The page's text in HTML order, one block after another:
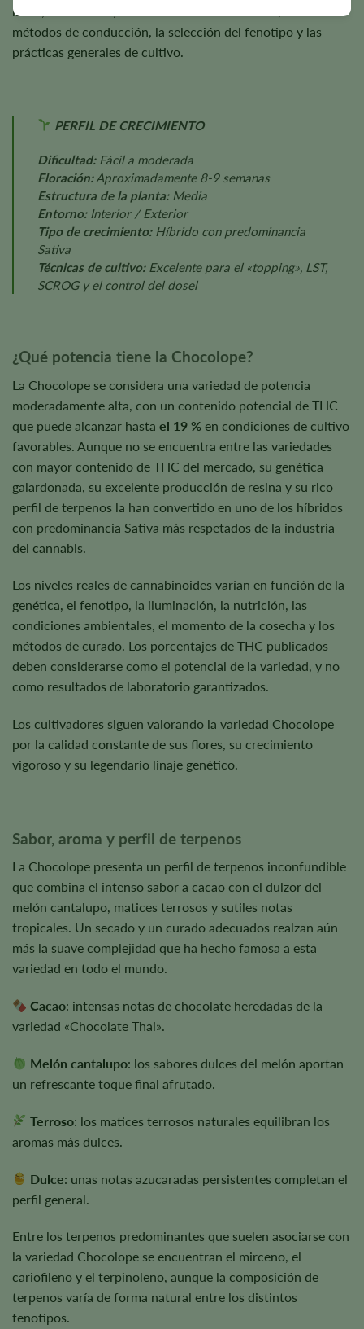
la luz, la nutrición, las condiciones ambientales, los
métodos de conducción, la selección del fenotipo y las
prácticas generales de cultivo.
PERFIL DE CRECIMIENTO
Dificultad:Fácil a moderada
Floración:Aproximadamente 8-9 semanas
Estructura de la planta:Media
Entorno:Interior / Exterior
Tipo de crecimiento:Híbrido con predominancia
Sativa
Técnicas de cultivo:Excelente para el «topping», LST,
SCROG y el control del dosel
¿Qué potencia tiene la Chocolope?
La Chocolope se considera una variedad de potencia
moderadamente alta, con un contenido potencial de THC
que puede alcanzar hasta el 19 % en condiciones de cultivo
favorables. Aunque no se encuentra entre las variedades
con mayor contenido de THC del mercado, su genética
galardonada, su excelente producción de resina y su rico
perfil de terpenos la han convertido en uno de los híbridos
con predominancia Sativa más respetados de la industria
del cannabis.
Los niveles reales de cannabinoides varían en función de la
genética, el fenotipo, la iluminación, la nutrición, las
condiciones ambientales, el momento de la cosecha y los
métodos de curado. Los porcentajes de THC publicados
deben considerarse como el potencial de la variedad, y no
como resultados de laboratorio garantizados.
Los cultivadores siguen valorando la variedad Chocolope
por la calidad constante de sus flores, su crecimiento
vigoroso y su legendario linaje genético.
Sabor, aroma y perfil de terpenos
La Chocolope presenta un perfil de terpenos inconfundible
que combina el intenso sabor a cacao con el dulzor del
melón cantalupo, matices terrosos y sutiles notas
tropicales. Un secado y un curado adecuados realzan aún
más la suave complejidad que ha hecho famosa a esta
variedad en todo el mundo.
Cacao: intensas notas de chocolate heredadas de la
variedad «Chocolate Thai».
Melón cantalupo: los sabores dulces del melón aportan
un refrescante toque final afrutado.
Terroso: los matices terrosos naturales equilibran los
aromas más dulces.
Dulce: unas notas azucaradas persistentes completan el
perfil general.
Entre los terpenos predominantes que suelen asociarse con
la variedad Chocolope se encuentran el mirceno, el
cariofileno y el terpinoleno, aunque la composición de
terpenos varía de forma natural entre los distintos
fenotipos.